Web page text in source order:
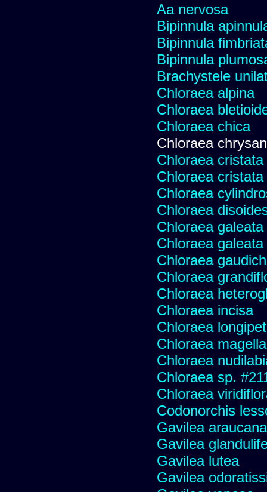
Aa nervosa
Bipinnula
Bipinnula
Bipinnula
Brachystele
Chloraea alpina
Chloraea
Chloraea chica
Chloraea
Chloraea cristata
Chloraea
Chloraea
Chloraea
Chloraea galeata
Chloraea galeata
Chloraea
Chloraea
Chloraea
Chloraea incisa
Chloraea
Chloraea
Chloraea
Chloraea sp.
Chloraea
Codonorchis
Gavilea araucana
Gavilea
Gavilea lutea
Gavilea